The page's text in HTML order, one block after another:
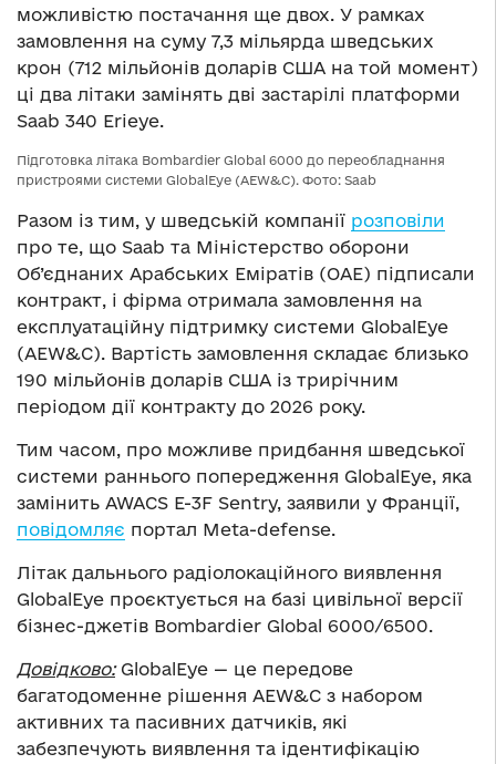
можливістю постачання ще двох. У рамках
замовлення на суму 7,3 мільярда шведських
крон (712 мільйонів доларів США на той момент)
ці два літаки замінять дві застарілі платформи
Saab 340 Erieye.
Підготовка літака Bombardier Global 6000 до переобладнання
пристроями системи GlobalEye (AEW&C). Фото: Saab
Разом із тим, у шведській компанії розповіли
про те, що Saab та Міністерство оборони
Об’єднаних Арабських Еміратів (ОАЕ) підписали
контракт, і фірма отримала замовлення на
експлуатаційну підтримку системи GlobalEye
(AEW&C). Вартість замовлення складає близько
190 мільйонів доларів США із трирічним
періодом дії контракту до 2026 року.
Тим часом, про можливе придбання шведської
системи раннього попередження GlobalEye, яка
замінить AWACS E-3F Sentry, заявили у Франції,
повідомляє портал Meta-defense.
Літак дальнього радіолокаційного виявлення
GlobalEye проєктується на базі цивільної версії
бізнес-джетів Bombardier Global 6000/6500.
Довідково:GlobalEye — це передове
багатодоменне рішення AEW&C з набором
активних та пасивних датчиків, які
забезпечують виявлення та ідентифікацію